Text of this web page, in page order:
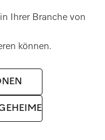
Ihrer Branche von
können.